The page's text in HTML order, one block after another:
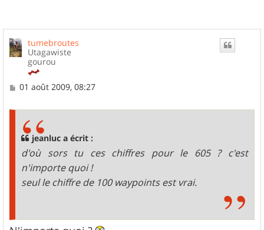
tumebroutes
Utagawiste
gourou
M
01 août 2009, 08:27
jeanluc a écrit :
d'où sors tu ces chiffres pour le 605 ? c'est
n'importe quoi !
seul le chiffre de 100 waypoints est vrai.